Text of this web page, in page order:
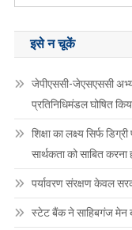
इसे न चूकें
जेपीएससी-जेएसएससी
प्रतिनिधिमंडल घोषित
शिक्षा का लक्ष्य सिर्फ
सार्थकता को साबित करना
पर्यावरण संरक्षण केवल
स्टेट बैंक ने साहिबगंज मेन